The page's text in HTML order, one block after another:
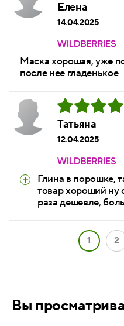
Елена
14.04.2025
Маска хорошая, уже
после нее гладенькое
Татьяна
12.04.2025
Глина в порошке,
товар хороший ну
раза дешевле,
1 2
Вы